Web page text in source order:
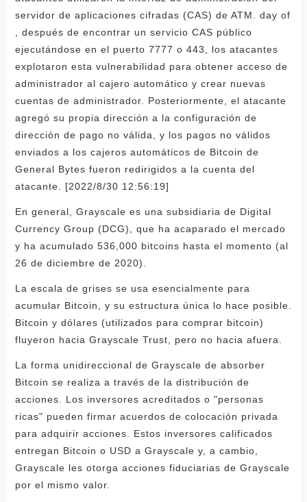
servidor de aplicaciones cifradas (CAS) de ATM. day of
, después de encontrar un servicio CAS público
ejecutándose en el puerto 7777 o 443, los atacantes
explotaron esta vulnerabilidad para obtener acceso de
administrador al cajero automático y crear nuevas
cuentas de administrador. Posteriormente, el atacante
agregó su propia dirección a la configuración de
dirección de pago no válida, y los pagos no válidos
enviados a los cajeros automáticos de Bitcoin de
General Bytes fueron redirigidos a la cuenta del
atacante. [2022/8/30 12:56:19]
En general, Grayscale es una subsidiaria de Digital
Currency Group (DCG), que ha acaparado el mercado
y ha acumulado 536,000 bitcoins hasta el momento (al
26 de diciembre de 2020).
La escala de grises se usa esencialmente para
acumular Bitcoin, y su estructura única lo hace posible.
Bitcoin y dólares (utilizados para comprar bitcoin)
fluyeron hacia Grayscale Trust, pero no hacia afuera.
La forma unidireccional de Grayscale de absorber
Bitcoin se realiza a través de la distribución de
acciones. Los inversores acreditados o "personas
ricas" pueden firmar acuerdos de colocación privada
para adquirir acciones. Estos inversores calificados
entregan Bitcoin o USD a Grayscale y, a cambio,
Grayscale les otorga acciones fiduciarias de Grayscale
por el mismo valor.